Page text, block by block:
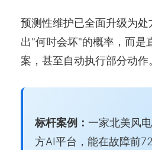
预测性维护已全面升级为
出"何时会坏"的概率，而是
案，甚至自动执行部分动作
标杆案例： 一家北美风
方AI平台，能在故障前